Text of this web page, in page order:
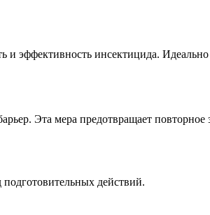
и эффективность инсектицида.
Эта мера предотвращает
действий.